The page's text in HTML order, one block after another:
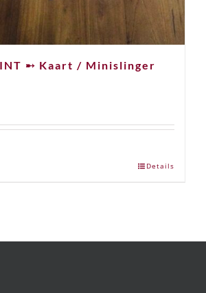
➸ Kaart / Minislinger
Details